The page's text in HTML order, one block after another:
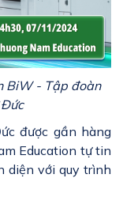
BiW - Tập đoàn
được gần hàng
Education tự tin
diện với quy trình